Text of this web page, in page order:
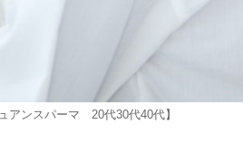
アンスパーマ 20代30代40代】